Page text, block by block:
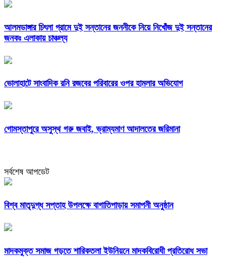
আলমডাঙ্গার চিৎলা গ্রামে দুই সন্তানের জননীকে নিয়ে নিখোঁজ দুই সন্তানের
জনকঃ এলাকায় চাঞ্চল্য
ভোলাহাটে সাংবাদিক রনি রজবের পরিবারের ওপর হামলার অভিযোগ
গোমস্তাপুরে অসুস্থ গরু জবাই, ভ্রাম্যমাণ আদালতের জরিমানা
সর্বশেষ আপডেট
বিশ্ব মাতৃদুগ্ধ সপ্তাহ উপলক্ষে বাগাতিপাড়ায় সমাপনী অনুষ্ঠান
মাদকমুক্ত সমাজ গড়তে শারিকতলা ইউনিয়নে মাদকবিরোধী প্রতিরোধ সভা